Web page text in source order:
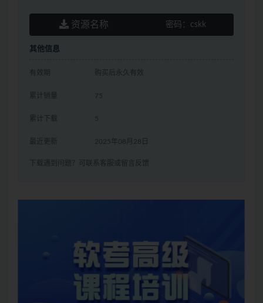
资源名称 密码： cskk
其他信息
有效期 购买后永久有效
累计销量 75
累计下载 5
最近更新 2025年08月28日
下载遇到问题？可联系客服或留言反馈